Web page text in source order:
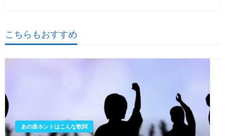
ー
シ
ョ
こちらもおすすめ
あの曲ホントはこんな歌詞